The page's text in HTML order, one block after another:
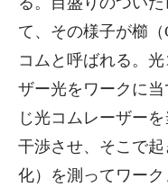
て、その様子が櫛
コムと呼ばれる。
ザー光をワークに
じ光コムレーザー
干渉させ、そこで
化）を測ってワー